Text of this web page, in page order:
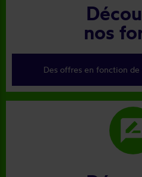
nos
Des offres en fonction de